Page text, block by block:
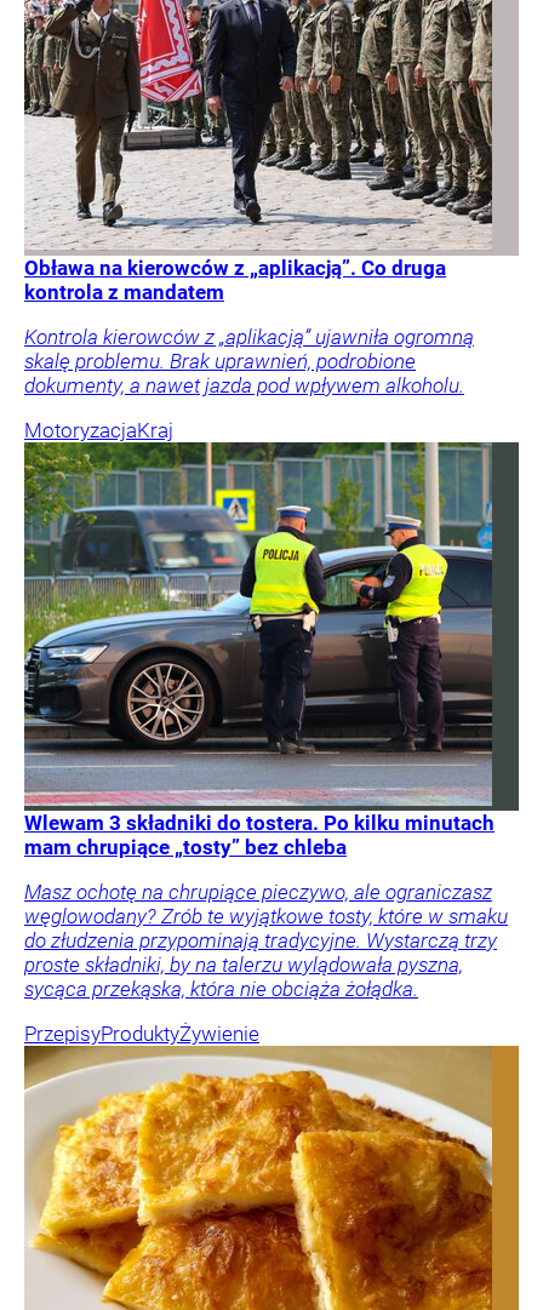
Obława na kierowców z „aplikacją”. Co druga
kontrola z mandatem
Kontrola kierowców z „aplikacją” ujawniła ogromną
skalę problemu. Brak uprawnień, podrobione
dokumenty, a nawet jazda pod wpływem alkoholu.
MotoryzacjaKraj
Wlewam 3 składniki do tostera. Po kilku minutach
mam chrupiące „tosty” bez chleba
Masz ochotę na chrupiące pieczywo, ale ograniczasz
węglowodany? Zrób te wyjątkowe tosty, które w smaku
do złudzenia przypominają tradycyjne. Wystarczą trzy
proste składniki, by na talerzu wylądowała pyszna,
sycąca przekąska, która nie obciąża żołądka.
PrzepisyProduktyŻywienie